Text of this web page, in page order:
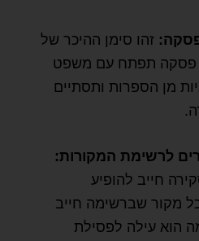
זהו סימן ההיכר של
פסקה תפתח עם משפט
מן הספרות ותסתיים
חייב להופיע
מקור שברשימה חייב
הוא עילה לפסילת